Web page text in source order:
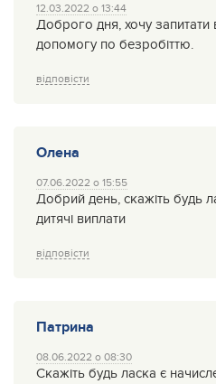
12.03.2022 о 13:44
Доброго дня, хочу запитати
допомогу по безробіттю.
відповісти
Олена
07.06.2022 о 15:55
Добрий день, скажіть будь
дитячі виплати
відповісти
Патрина
08.06.2022 о 08:30
Скажіть будь ласка є